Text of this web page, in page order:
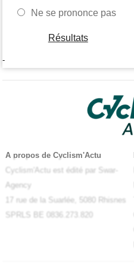
Ne se prononce pas
Résultats
-
A propos de Cyclism'Actu
Cyclism'Actu est édité par Swar-
Agency
17 rue de la Suarlée, 5080 Rhisnes
SPRLS BE 0836.273.820